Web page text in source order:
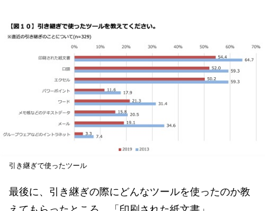
引き継ぎで使ったツール
最後に、引き継ぎの際にどんなツールを使ったのか教